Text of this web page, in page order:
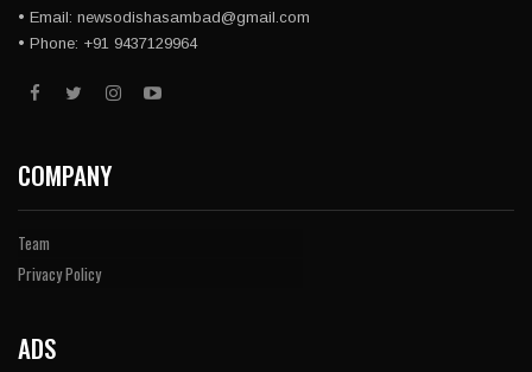
• Email: newsodishasambad@gmail.com
• Phone: +91 9437129964
COMPANY
Team
Privacy Policy
ADS